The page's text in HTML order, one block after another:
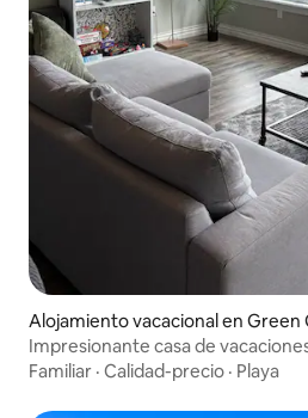
Alojamiento vacacional en Green
Impresionante casa de
jacuzzi
Familiar · Calidad-precio · Playa